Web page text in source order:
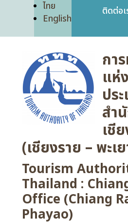
ไทย
English
ติดต่อเ
กา
แห่ง
ปร
สำ
เชี
(เชียงราย – พะเ
Tourism
Thailand :
Office (Chiang
Phayao)